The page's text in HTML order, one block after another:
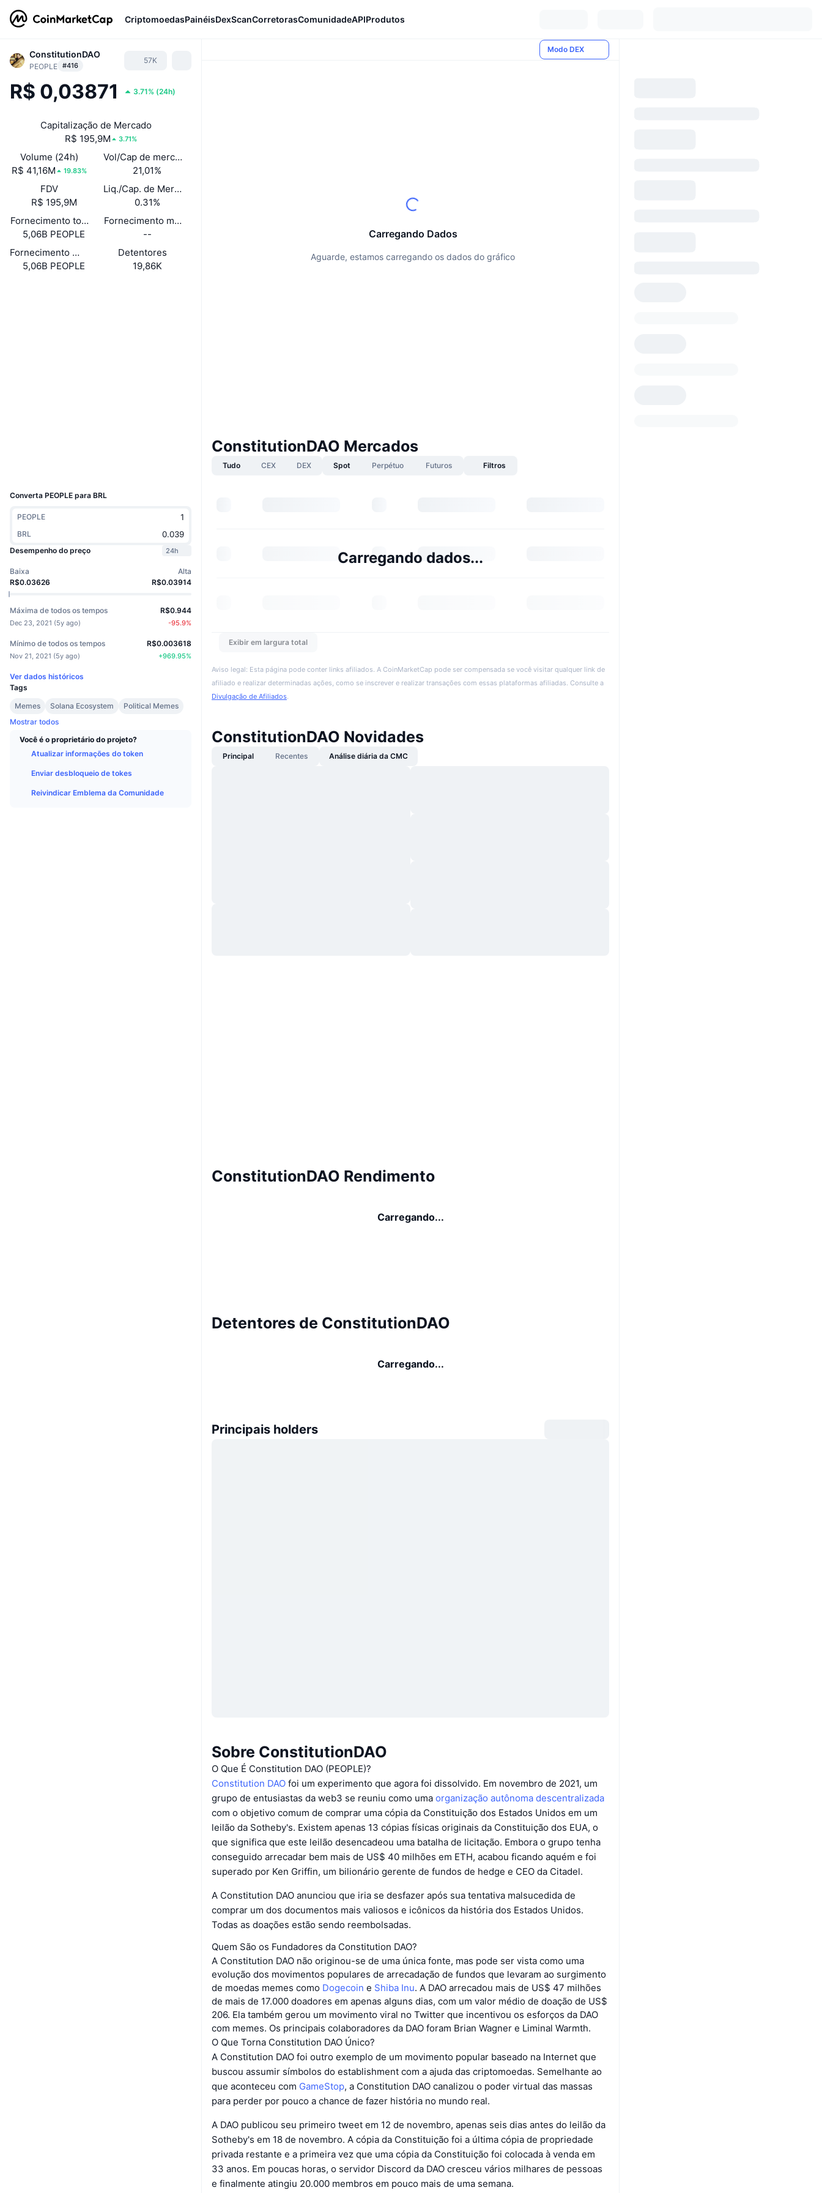
CriptomoedasPainéisDexScanCorretorasComunidadeAPIProdutos
ConstitutionDAO
PEOPLE #416
57K
R$ 0,03871 3.71% (24h)
Capitalização de Mercado
R$ 195,9M
3.71%
Volume (24h)
R$ 41,16M
19.83%
Vol/Cap de mercado (24h)
21,01%
FDV
R$ 195,9M
Liq./Cap. de Mercado
0.31%
Fornecimento total
5,06B PEOPLE
Fornecimento máximo
--
Fornecimento em circulação
5,06B PEOPLE
Detentores
19,86K
Converta PEOPLE para BRL
PEOPLE
BRL
Desempenho do preço
24h
Baixa
R$0.03626
Alta
R$0.03914
Máxima de todos os tempos
Dec 23, 2021 (5y ago)
R$0.944
-95.9%
Mínimo de todos os tempos
Nov 21, 2021 (5y ago)
R$0.003618
+969.95%
Ver dados históricos
Tags
Memes
Solana Ecosystem
Political Memes
Mostrar todos
Você é o proprietário do projeto?
Atualizar informações do token
Enviar desbloqueio de tokes
Reivindicar Emblema da Comunidade
Modo DEX
Carregando Dados
Aguarde, estamos carregando os dados do gráfico
ConstitutionDAO Mercados
Tudo CEX DEX Spot Perpétuo Futuros Filtros
Carregando dados...
Exibir em largura total
Aviso legal: Esta página pode conter links afiliados. A CoinMarketCap pode ser compensada se você visitar qualquer link de
afiliado e realizar determinadas ações, como se inscrever e realizar transações com essas plataformas afiliadas. Consulte a
Divulgação de Afiliados.
ConstitutionDAO Novidades
Principal Recentes Análise diária da CMC
ConstitutionDAO Rendimento
Carregando...
Detentores de ConstitutionDAO
Carregando...
Principais holders
Sobre ConstitutionDAO
O Que É Constitution DAO (PEOPLE)?
Constitution DAO foi um experimento que agora foi dissolvido. Em novembro de 2021, um
grupo de entusiastas da web3 se reuniu como uma organização autônoma descentralizada
com o objetivo comum de comprar uma cópia da Constituição dos Estados Unidos em um
leilão da Sotheby's. Existem apenas 13 cópias físicas originais da Constituição dos EUA, o
que significa que este leilão desencadeou uma batalha de licitação. Embora o grupo tenha
conseguido arrecadar bem mais de US$ 40 milhões em ETH, acabou ficando aquém e foi
superado por Ken Griffin, um bilionário gerente de fundos de hedge e CEO da Citadel.
A Constitution DAO anunciou que iria se desfazer após sua tentativa malsucedida de
comprar um dos documentos mais valiosos e icônicos da história dos Estados Unidos.
Todas as doações estão sendo reembolsadas.
Quem São os Fundadores da Constitution DAO?
A Constitution DAO não originou-se de uma única fonte, mas pode ser vista como uma
evolução dos movimentos populares de arrecadação de fundos que levaram ao surgimento
de moedas memes como Dogecoin e Shiba Inu. A DAO arrecadou mais de US$ 47 milhões
de mais de 17.000 doadores em apenas alguns dias, com um valor médio de doação de US$
206. Ela também gerou um movimento viral no Twitter que incentivou os esforços da DAO
com memes. Os principais colaboradores da DAO foram Brian Wagner e Liminal Warmth.
O Que Torna Constitution DAO Único?
A Constitution DAO foi outro exemplo de um movimento popular baseado na Internet que
buscou assumir símbolos do establishment com a ajuda das criptomoedas. Semelhante ao
que aconteceu com GameStop, a Constitution DAO canalizou o poder virtual das massas
para perder por pouco a chance de fazer história no mundo real.
A DAO publicou seu primeiro tweet em 12 de novembro, apenas seis dias antes do leilão da
Sotheby's em 18 de novembro. A cópia da Constituição foi a última cópia de propriedade
privada restante e a primeira vez que uma cópia da Constituição foi colocada à venda em
33 anos. Em poucas horas, o servidor Discord da DAO cresceu vários milhares de pessoas
e finalmente atingiu 20.000 membros em pouco mais de uma semana.